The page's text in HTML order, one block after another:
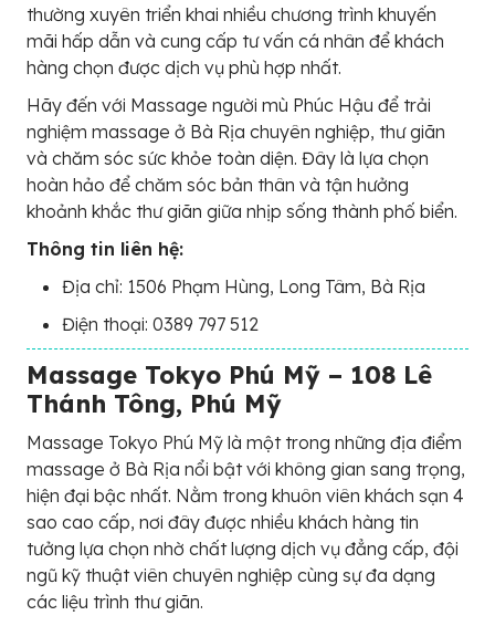
thường xuyên triển khai nhiều chương trình khuyến
mãi hấp dẫn và cung cấp tư vấn cá nhân để khách
hàng chọn được dịch vụ phù hợp nhất.
Hãy đến với Massage người mù Phúc Hậu để trải
nghiệm massage ở Bà Rịa chuyên nghiệp, thư giãn
và chăm sóc sức khỏe toàn diện. Đây là lựa chọn
hoàn hảo để chăm sóc bản thân và tận hưởng
khoảnh khắc thư giãn giữa nhịp sống thành phố biển.
Thông tin liên hệ:
Địa chỉ: 1506 Phạm Hùng, Long Tâm, Bà Rịa
Điện thoại: 0389 797 512
Massage Tokyo Phú Mỹ – 108 Lê
Thánh Tông, Phú Mỹ
Massage Tokyo Phú Mỹ là một trong những địa điểm
massage ở Bà Rịa nổi bật với không gian sang trọng,
hiện đại bậc nhất. Nằm trong khuôn viên khách sạn 4
sao cao cấp, nơi đây được nhiều khách hàng tin
tưởng lựa chọn nhờ chất lượng dịch vụ đẳng cấp, đội
ngũ kỹ thuật viên chuyên nghiệp cùng sự đa dạng
các liệu trình thư giãn.